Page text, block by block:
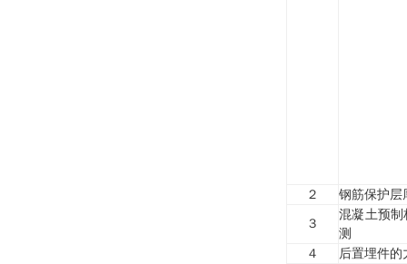
２ 钢筋保护层
３
混凝土预
测
４
后置埋件的